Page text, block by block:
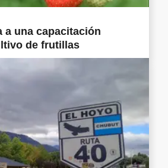
a una capacitación
de frutillas